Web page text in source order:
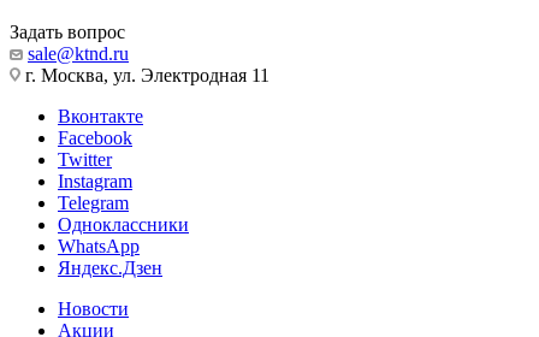
Задать вопрос
sale@ktnd.ru
г. Москва, ул. Электродная 11
Вконтакте
Facebook
Twitter
Instagram
Telegram
Одноклассники
WhatsApp
Яндекс.Дзен
Новости
Акции